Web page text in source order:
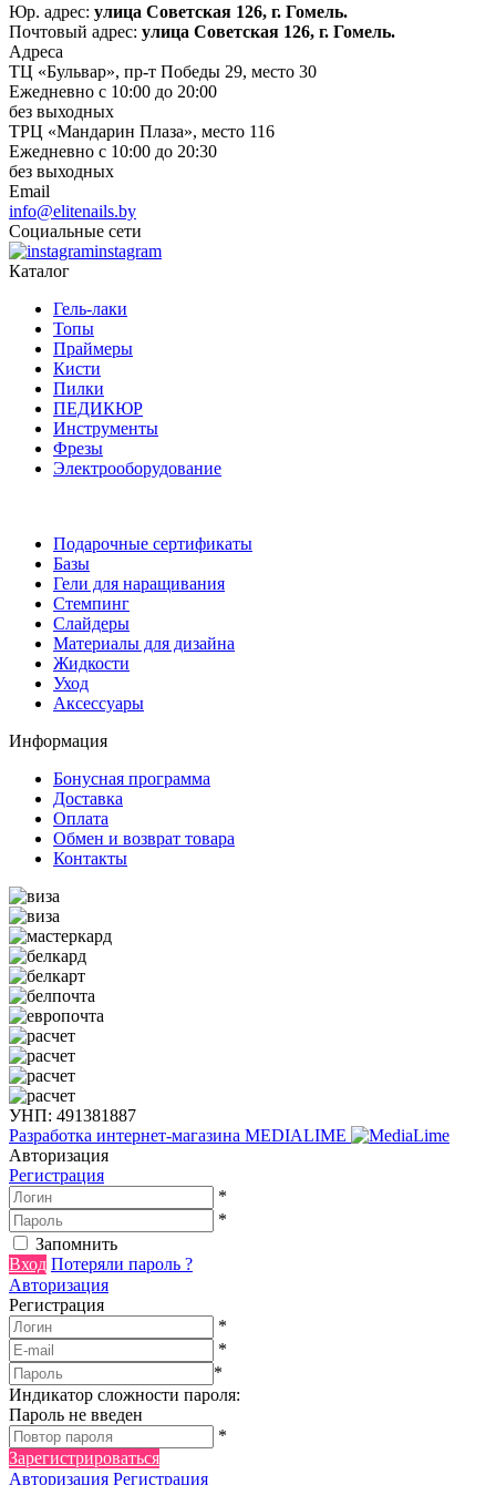
Юр. адрес: улица Советская 126, г. Гомель.
Почтовый адрес: улица Советская 126, г. Гомель.
Адреса
ТЦ «Бульвар», пр-т Победы 29, место 30
Ежедневно с 10:00 до 20:00
без выходных
ТРЦ «Мандарин Плаза», место 116
Ежедневно с 10:00 до 20:30
без выходных
Email
info@elitenails.by
Социальные сети
instagram
Каталог
Гель-лаки
Топы
Праймеры
Кисти
Пилки
ПЕДИКЮР
Инструменты
Фрезы
Электрооборудование
Подарочные сертификаты
Базы
Гели для наращивания
Стемпинг
Слайдеры
Материалы для дизайна
Жидкости
Уход
Аксессуары
Информация
Бонусная программа
Доставка
Оплата
Обмен и возврат товара
Контакты
УНП: 491381887
Разработка интернет-магазина MEDIALIME
Авторизация
Регистрация
*
*
Запомнить
Вход Потеряли пароль ?
Авторизация
Регистрация
*
*
*
Индикатор сложности пароля:
Пароль не введен
*
Зарегистрироваться
Авторизация Регистрация